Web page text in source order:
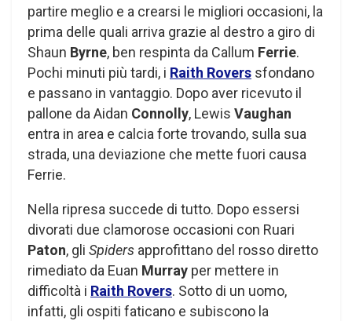
partire meglio e a crearsi le migliori occasioni, la
prima delle quali arriva grazie al destro a giro di
Shaun Byrne, ben respinta da Callum Ferrie.
Pochi minuti più tardi, i Raith Rovers sfondano
e passano in vantaggio. Dopo aver ricevuto il
pallone da Aidan Connolly, Lewis Vaughan
entra in area e calcia forte trovando, sulla sua
strada, una deviazione che mette fuori causa
Ferrie.
Nella ripresa succede di tutto. Dopo essersi
divorati due clamorose occasioni con Ruari
Paton, gli Spiders approfittano del rosso diretto
rimediato da Euan Murray per mettere in
difficoltà i Raith Rovers. Sotto di un uomo,
infatti, gli ospiti faticano e subiscono la